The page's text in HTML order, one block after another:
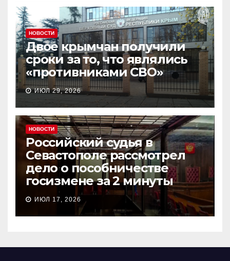
НОВОСТИ
Двое крымчан получили
сроки за то, что являлись
«противниками СВО»
ИЮЛ 29, 2026
НОВОСТИ
Российский судья в
Севастополе рассмотрел
дело о пособничестве
госизмене за 2 минуты
ИЮЛ 17, 2026